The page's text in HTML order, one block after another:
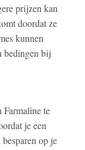
prijzen kan
doordat ze
kunnen
bedingen bij
Farmaline te
je een
op je